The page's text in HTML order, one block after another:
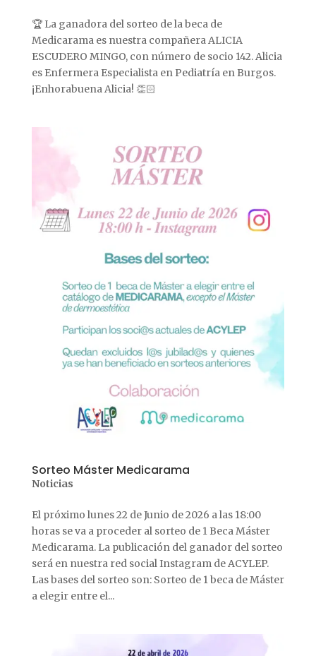
🏆 La ganadora del sorteo de la beca de
Medicarama es nuestra compañera ALICIA
ESCUDERO MINGO, con número de socio 142. Alicia
es Enfermera Especialista en Pediatría en Burgos.
¡Enhorabuena Alicia! 👏🏻
Sorteo Máster Medicarama
Noticias
El próximo lunes 22 de Junio de 2026 a las 18:00
horas se va a proceder al sorteo de 1 Beca Máster
Medicarama. La publicación del ganador del sorteo
será en nuestra red social Instagram de ACYLEP.
Las bases del sorteo son: Sorteo de 1 beca de Máster
a elegir entre el...